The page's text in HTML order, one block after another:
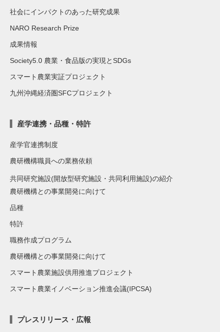
社会にインパクトのあった研究成果
NARO Research Prize
成果情報
Society5.0 農業・食品版の実現とSDGs
スマート農業実証プロジェクト
九州沖縄経済圏SFCプロジェクト
産学連携・品種・特許
産学官連携制度
農研機構職員への業務依頼
共同研究施設(開放型研究施設・共同利用施設)の紹介
農研機構との事業開発に向けて
品種
特許
職務作成プログラム
農研機構との事業開発に向けて
スマート農業施設供用推進プロジェクト
スマート農業イノベーション推進会議(IPCSA)
プレスリリース・広報